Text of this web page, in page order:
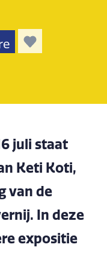
juli staat
Keti Koti,
van de
In deze
expositie